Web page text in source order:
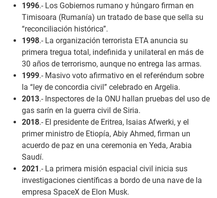
1996.- Los Gobiernos rumano y húngaro firman en
Timisoara (Rumanía) un tratado de base que sella su
“reconciliación histórica”.
1998.- La organización terrorista ETA anuncia su
primera tregua total, indefinida y unilateral en más de
30 años de terrorismo, aunque no entrega las armas.
1999.- Masivo voto afirmativo en el referéndum sobre
la “ley de concordia civil” celebrado en Argelia.
2013.- Inspectores de la ONU hallan pruebas del uso de
gas sarín en la guerra civil de Siria.
2018.- El presidente de Eritrea, Isaias Afwerki, y el
primer ministro de Etiopía, Abiy Ahmed, firman un
acuerdo de paz en una ceremonia en Yeda, Arabia
Saudí.
2021.- La primera misión espacial civil inicia sus
investigaciones científicas a bordo de una nave de la
empresa SpaceX de Elon Musk.